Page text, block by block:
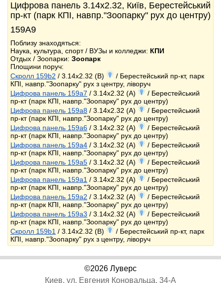
Цифрова панель 3.14x2.32, Київ, Берестейський
пр-кт (парк КПІ, навпр."Зоопарку" рух до центру)
159А9
Поблизу знаходяться:
Наука, культура, спорт / ВУЗы и колледжи: КПИ
Отдых / Зоопарки: Зоопарк
Площини поруч:
Скролл 159b2 / 3.14x2.32 (B)
/ Берестейський пр-кт, парк
КПІ, навпр."Зоопарку" рух з центру, ліворуч
Цифрова панель 159a7 / 3.14x2.32 (A)
/ Берестейський
пр-кт (парк КПІ, навпр."Зоопарку" рух до центру)
Цифрова панель 159a8 / 3.14x2.32 (A)
/ Берестейський
пр-кт (парк КПІ, навпр."Зоопарку" рух до центру)
Цифрова панель 159a6 / 3.14x2.32 (A)
/ Берестейський
пр-кт (парк КПІ, навпр."Зоопарку" рух до центру)
Цифрова панель 159a4 / 3.14x2.32 (A)
/ Берестейський
пр-кт (парк КПІ, навпр."Зоопарку" рух до центру)
Цифрова панель 159a5 / 3.14x2.32 (A)
/ Берестейський
пр-кт (парк КПІ, навпр."Зоопарку" рух до центру)
Цифрова панель 159a1 / 3.14x2.32 (A)
/ Берестейський
пр-кт (парк КПІ, навпр."Зоопарку" рух до центру)
Цифрова панель 159a2 / 3.14x2.32 (A)
/ Берестейський
пр-кт (парк КПІ, навпр."Зоопарку" рух до центру)
Цифрова панель 159a3 / 3.14x2.32 (A)
/ Берестейський
пр-кт (парк КПІ, навпр."Зоопарку" рух до центру)
Скролл 159b1 / 3.14x2.32 (B)
/ Берестейський пр-кт, парк
КПІ, навпр."Зоопарку" рух з центру, ліворуч
©2026 Луверс
Киев, ул. Евгения Коновальца, 34-А